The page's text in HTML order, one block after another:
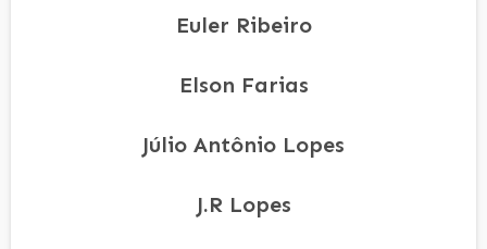
Euler Ribeiro
Elson Farias
Júlio Antônio Lopes
J.R Lopes